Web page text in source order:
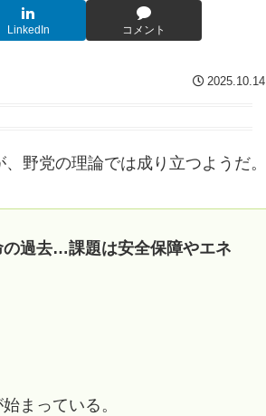
LinkedIn コメント
2025.10.14
野党の理論では成り立つようだ。
の過去…課題は安全保障やエネ
まっている。